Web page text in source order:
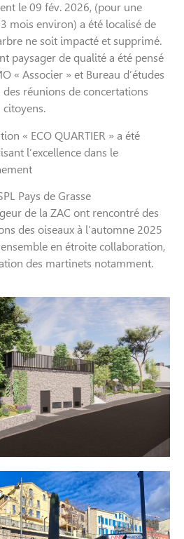
le 09 fév. 2026, (pour une
mois environ) a été localisé de
ne soit impacté et supprimé.
paysager de qualité a été pensé
« Associer » et Bureau d’études
des réunions de concertations
citoyens.
« ECO QUARTIER » a été
l’excellence dans le
Pays de Grasse
de la ZAC ont rencontré des
des oiseaux à l’automne 2025
en étroite collaboration,
des martinets notamment.